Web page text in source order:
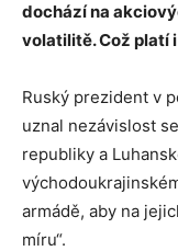
dochází na
volatilitě. Což platí
Ruský prezident v
uznal nezávislost
republiky a
armádě, aby na
míru“.